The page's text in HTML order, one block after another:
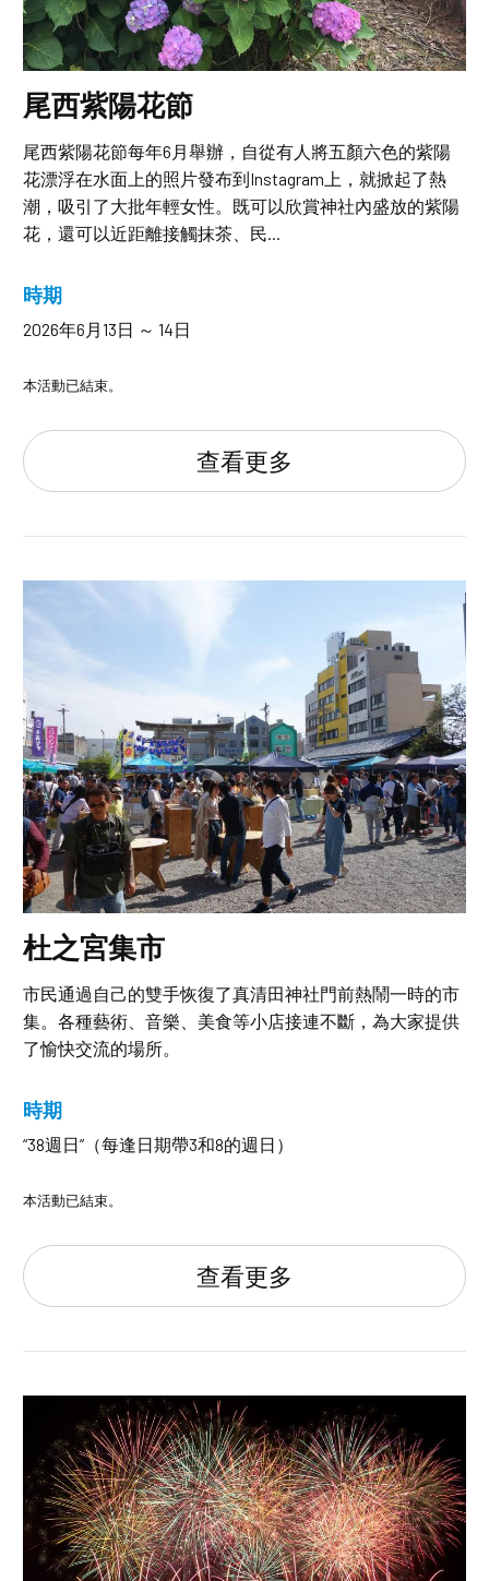
尾西紫陽花節
尾西紫陽花節每年6月舉辦，自從有人將五顏六色的紫陽
花漂浮在水面上的照片發布到Instagram上，就掀起了熱
潮，吸引了大批年輕女性。既可以欣賞神社內盛放的紫陽
花，還可以近距離接觸抹茶、民...
時期
2026年6月13日 ～ 14日
本活動已結束。
查看更多
杜之宮集市
市民通過自己的雙手恢復了真清田神社門前熱鬧一時的市
集。各種藝術、音樂、美食等小店接連不斷，為大家提供
了愉快交流的場所。
時期
“38週日”（每逢日期帶3和8的週日）
本活動已結束。
查看更多